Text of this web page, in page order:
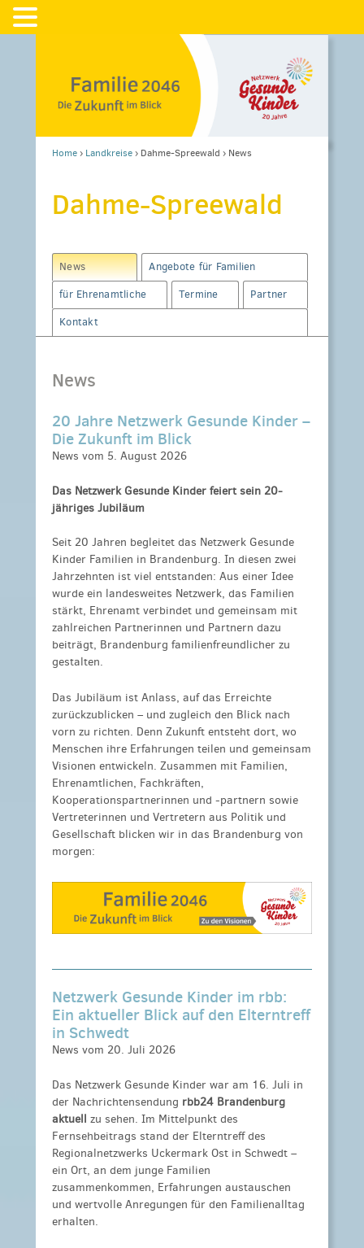
Home› Landkreise› Dahme-Spreewald › News
Dahme-Spreewald
News
Angebote für Familien
für Ehrenamtliche
Termine
Partner
Kontakt
News
20 Jahre Netzwerk Gesunde Kinder –
Die Zukunft im Blick
News vom 5. August 2026
Das Netzwerk Gesunde Kinder feiert sein 20-
jähriges Jubiläum
Seit 20 Jahren begleitet das Netzwerk Gesunde
Kinder Familien in Brandenburg. In diesen zwei
Jahrzehnten ist viel entstanden: Aus einer Idee
wurde ein landesweites Netzwerk, das Familien
stärkt, Ehrenamt verbindet und gemeinsam mit
zahlreichen Partnerinnen und Partnern dazu
beiträgt, Brandenburg familienfreundlicher zu
gestalten.
Das Jubiläum ist Anlass, auf das Erreichte
zurückzublicken – und zugleich den Blick nach
vorn zu richten. Denn Zukunft entsteht dort, wo
Menschen ihre Erfahrungen teilen und gemeinsam
Visionen entwickeln. Zusammen mit Familien,
Ehrenamtlichen, Fachkräften,
Kooperationspartnerinnen und -partnern sowie
Vertreterinnen und Vertretern aus Politik und
Gesellschaft blicken wir in das Brandenburg von
morgen:
Netzwerk Gesunde Kinder im rbb:
Ein aktueller Blick auf den Elterntreff
in Schwedt
News vom 20. Juli 2026
Das Netzwerk Gesunde Kinder war am 16. Juli in
der Nachrichtensendung rbb24 Brandenburg
aktuell zu sehen. Im Mittelpunkt des
Fernsehbeitrags stand der Elterntreff des
Regionalnetzwerks Uckermark Ost in Schwedt –
ein Ort, an dem junge Familien
zusammenkommen, Erfahrungen austauschen
und wertvolle Anregungen für den Familienalltag
erhalten.